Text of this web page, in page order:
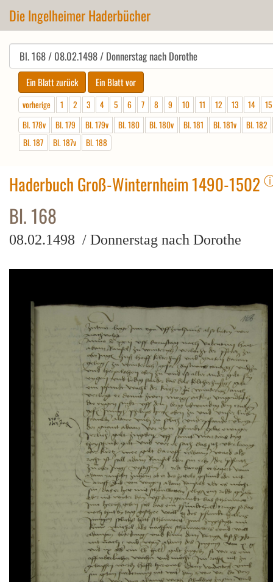
Die Ingelheimer Haderbücher
vorherige 1 2 3 4 5 6 7 8 9 10 11 12 13 14
15
Bl. 178v
Bl. 179 Bl. 179v Bl. 180 Bl. 180v Bl. 181 Bl. 181v
Bl. 182
Bl. 187
Bl. 187v Bl. 188
Haderbuch Groß-Winternheim 1490-1502
Bl. 168
08.02.1498 / Donnerstag nach Dorothe